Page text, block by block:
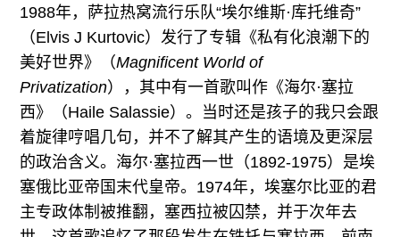
1988年，萨拉热窝流行乐队“埃尔维斯·库托维奇”
（Elvis J Kurtovic）发行了专辑《私有化浪潮下的
美好世界》（Magnificent World of
Privatization），其中有一首歌叫作《海尔·塞拉
西》（Haile Salassie）。当时还是孩子的我只会跟
着旋律哼唱几句，并不了解其产生的语境及更深层
的政治含义。海尔·塞拉西一世（1892-1975）是埃
塞俄比亚帝国末代皇帝。1974年，埃塞尔比亚的君
主专政体制被推翻，塞西拉被囚禁，并于次年去